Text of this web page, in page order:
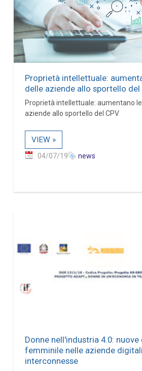
Proprietà intellettuale:
delle aziende allo sportello del
Proprietà intellettuale: aumentano
aziende allo sportello del CPV
VIEW »
04/07/19 news
Donne nell'industria 4.0:
femminile nelle aziende
interconnesse